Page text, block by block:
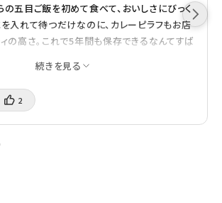
五目ご飯を初めて食べて、おいしさにびっく
を入れて待つだけなのに、カレーピラフもお店
の高さ。これで5年間も保存できるなんてすば
あると良いと思う。皆さんにおすすめしたい。
続きを見る
2